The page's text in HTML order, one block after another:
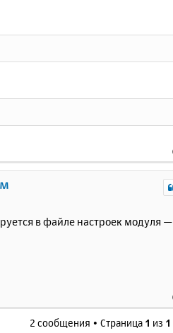
в файле настроек модуля —
2 сообщения • Страница 1 из 1